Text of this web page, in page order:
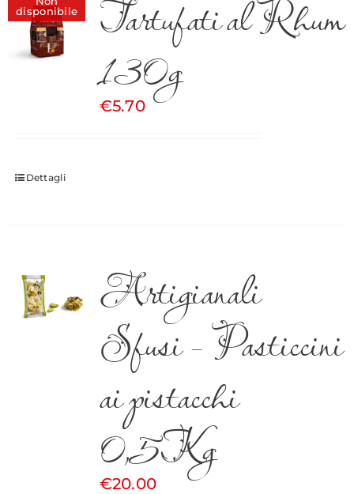
disponibile
Tartufati al Rhum
130g
€5.70
Dettagli
Artigianali
Sfusi – Pasticcini
ai pistacchi
0,5Kg
€20.00